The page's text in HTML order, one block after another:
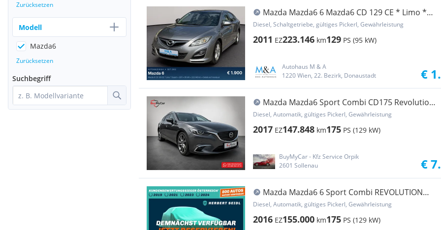
Mazda Mazda6 6 Mazda6 CD 129 CE * Limo *
Export
Diesel, Schaltgetriebe, gültiges Pickerl, Gewährleistung
2011 EZ223.146 km129 PS (95 kW)
Autohaus M & A
1220 Wien, 22. Bezirk, Donaustadt
€
Mazda Mazda6 Sport Combi CD175 Revolution
Top Aut.
Diesel, Automatik, gültiges Pickerl, Gewährleistung
2017 EZ147.848 km175 PS (129 kW)
BuyMyCar - Kfz Service Orpik
2601 Sollenau
€
Mazda Mazda6 6 Sport Combi REVOLUTION
TOP 4x4 Aut. *VOLL LED...
Diesel, Automatik, gültiges Pickerl, Gewährleistung
2016 EZ155.000 km175 PS (129 kW)
Zurücksetzen
Modell
Mazda6
Zurücksetzen
Suchbegriff